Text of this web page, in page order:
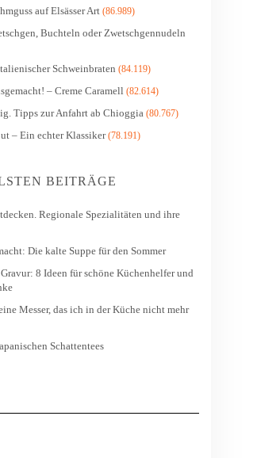
auf Elsässer Art (86.989)
Buchteln oder Zwetschgennudeln
Schweinbraten (84.119)
– Creme Caramell (82.614)
Tipps zur Anfahrt ab Chioggia (80.767)
– Ein echter Klassiker(78.191)
BEITRÄGE
Regionale Spezialitäten und ihre
Die kalte Suppe für den Sommer
8 Ideen für schöne Küchenhelfer und
Messer, das ich in der Küche nicht mehr
Schattentees